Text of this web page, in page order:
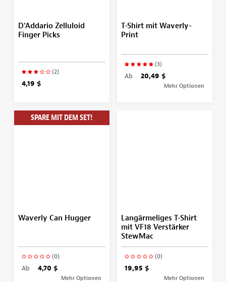
D'Addario Zelluloid
Finger Picks
(2)
4,19 $
T-Shirt mit Waverly-
Print
(3)
Ab 20,49 $
Mehr Optionen
SPARE MIT DEM SET!
Waverly Can Hugger
(0)
Ab 4,70 $
Mehr Optionen
Langärmeliges T-Shirt
mit VF18 Verstärker
StewMac
(0)
19,95 $
Mehr Optionen